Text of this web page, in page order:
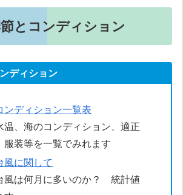
とコンディション
ディション
ンディション一覧表
温、海のコンディション、適正
服装等を一覧でみれます
風に関して
風は何月に多いのか？ 統計値